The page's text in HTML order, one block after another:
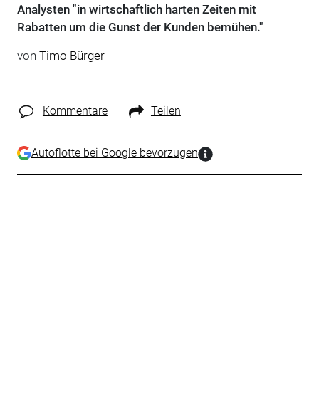
Analysten "in wirtschaftlich harten Zeiten mit
Rabatten um die Gunst der Kunden bemühen."
von Timo Bürger
Kommentare Teilen
Autoflotte bei Google bevorzugen